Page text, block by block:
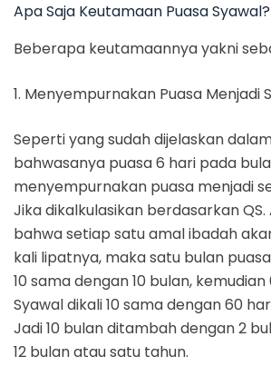
Apa Saja Keutamaan Puasa Syawal?
Beberapa keutamaannya yakni
1. Menyempurnakan Puasa Menjadi
Seperti yang sudah dijelaskan
bahwasanya puasa 6 hari pada
menyempurnakan puasa menjadi
Jika dikalkulasikan berdasarkan QS.
bahwa setiap satu amal ibadah
kali lipatnya, maka satu bulan
10 sama dengan 10 bulan,
Syawal dikali 10 sama dengan 60
Jadi 10 bulan ditambah dengan 2
12 bulan atau satu tahun.